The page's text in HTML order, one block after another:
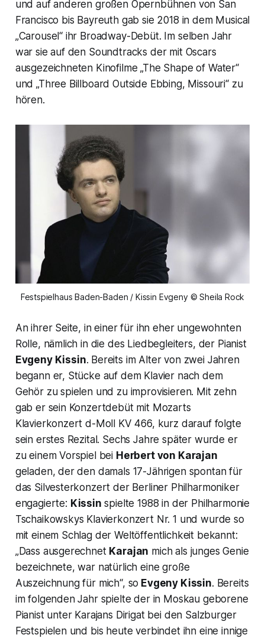
und auf anderen großen Opernbühnen von San
Francisco bis Bayreuth gab sie 2018 in dem Musical
„Carousel“ ihr Broadway-Debüt. Im selben Jahr
war sie auf den Soundtracks der mit Oscars
ausgezeichneten Kinofilme „The Shape of Water“
und „Three Billboard Outside Ebbing, Missouri“ zu
hören.
Festspielhaus Baden-Baden / Kissin Evgeny © Sheila Rock
An ihrer Seite, in einer für ihn eher ungewohnten
Rolle, nämlich in die des Liedbegleiters, der Pianist
Evgeny Kissin. Bereits im Alter von zwei Jahren
begann er, Stücke auf dem Klavier nach dem
Gehör zu spielen und zu improvisieren. Mit zehn
gab er sein Konzertdebüt mit Mozarts
Klavierkonzert d-Moll KV 466, kurz darauf folgte
sein erstes Rezital. Sechs Jahre später wurde er
zu einem Vorspiel bei Herbert von Karajan
geladen, der den damals 17-Jährigen spontan für
das Silvesterkonzert der Berliner Philharmoniker
engagierte: Kissin spielte 1988 in der Philharmonie
Tschaikowskys Klavierkonzert Nr. 1 und wurde so
mit einem Schlag der Weltöffentlichkeit bekannt:
„Dass ausgerechnet Karajan mich als junges Genie
bezeichnete, war natürlich eine große
Auszeichnung für mich“, so Evgeny Kissin. Bereits
im folgenden Jahr spielte der in Moskau geborene
Pianist unter Karajans Dirigat bei den Salzburger
Festspielen und bis heute verbindet ihn eine innige